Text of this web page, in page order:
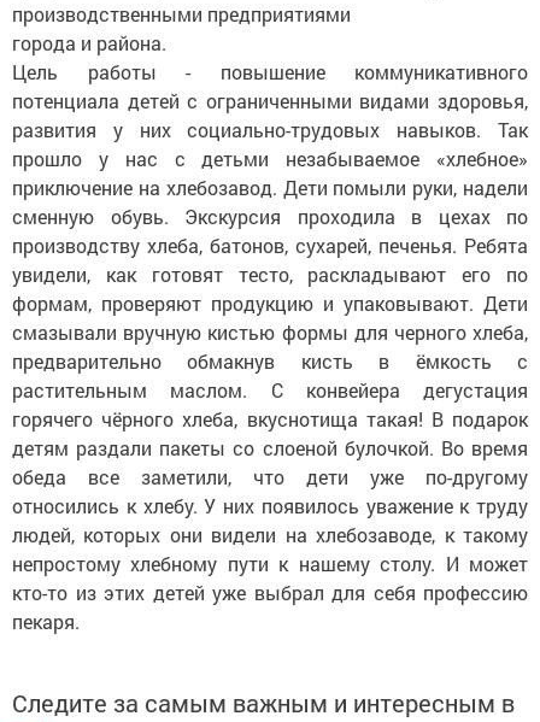
производственными предприятиями
города и района.
Цель работы - повышение коммуникативного
потенциала детей с ограниченными видами здоровья,
развития у них социально-трудовых навыков. Так
прошло у нас с детьми незабываемое «хлебное»
приключение на хлебозавод. Дети помыли руки, надели
сменную обувь. Экскурсия проходила в цехах по
производству хлеба, батонов, сухарей, печенья. Ребята
увидели, как готовят тесто, раскладывают его по
формам, проверяют продукцию и упаковывают. Дети
смазывали вручную кистью формы для черного хлеба,
предварительно обмакнув кисть в ёмкость с
растительным маслом. С конвейера дегустация
горячего чёрного хлеба, вкуснотища такая! В подарок
детям раздали пакеты со слоеной булочкой. Во время
обеда все заметили, что дети уже по-другому
относились к хлебу. У них появилось уважение к труду
людей, которых они видели на хлебозаводе, к такому
непростому хлебному пути к нашему столу. И может
кто-то из этих детей уже выбрал для себя профессию
пекаря.
Следите за самым важным и интересным в